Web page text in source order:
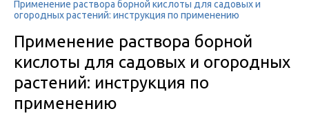
Применение раствора борной кислоты для садовых и
огородных растений: инструкция по применению
Применение раствора борной
кислоты для садовых и огородных
растений: инструкция по
применению